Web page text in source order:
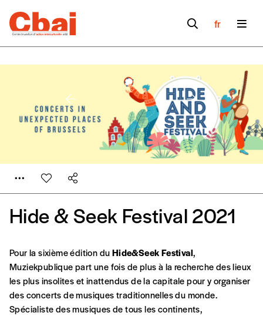
fr
Hide & Seek Festival 2021
Se connecter
Formulaire de
commande
Pour la sixième édition duHide&Seek Festival,
Muziekpublique part une fois de plus à la recherche des lieux
les plus insolites et inattendus de la capitale pour y organiser
des concerts de musiques traditionnelles du monde.
Spécialiste des musiques de tous les continents,